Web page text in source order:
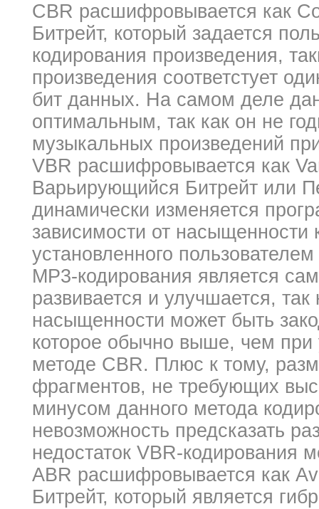
CBR расшифровывается как
Битрейт, который задается
кодирования произведения,
произведения соответстует
бит данных. На самом деле
оптимальным, так как он не
музыкальных произведений
VBR расшифровывается как
Варьирующийся Битрейт или
динамически изменяется
зависимости от насыщенности
установленного
MP3-кодирования является
развивается и улучшается,
насыщенности может быть
которое обычно выше, чем при
методе CBR. Плюс к тому,
фрагментов, не требующих
минусом данного метода
невозможность предсказать
недостаток VBR-кодирования
ABR расшифровывается как
Битрейт, который является